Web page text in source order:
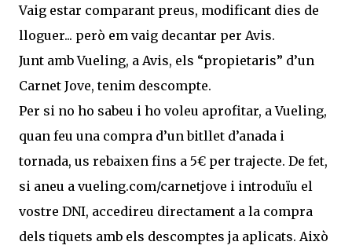
Vaig estar comparant preus, modificant dies de
lloguer... però em vaig decantar per Avis.
Junt amb Vueling, a Avis, els “propietaris” d’un
Carnet Jove, tenim descompte.
Per si no ho sabeu i ho voleu aprofitar, a Vueling,
quan feu una compra d’un bitllet d’anada i
tornada, us rebaixen fins a 5€ per trajecte. De fet,
si aneu a vueling.com/carnetjove i introduïu el
vostre DNI, accedireu directament a la compra
dels tiquets amb els descomptes ja aplicats. Això